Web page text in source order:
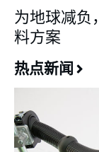
为地球减负
料方案
热点新闻